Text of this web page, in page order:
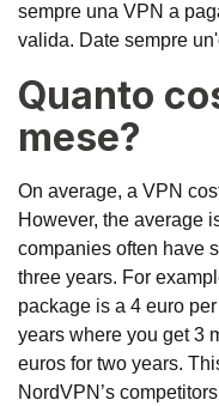
sempre una VPN a
valida. Date sempre
Quanto
mese?
On average, a VPN
However, the average
companies often have
three years. For
package is a 4 euro
years where you get 3
euros for two years.
NordVPN’s